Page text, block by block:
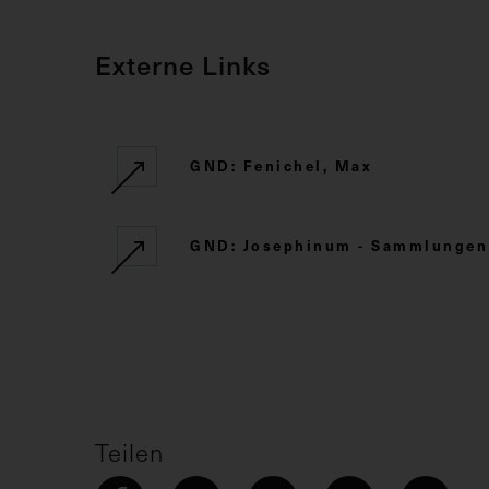
Externe Links
GND: Fenichel, Max
GND: Josephinum -
Teilen